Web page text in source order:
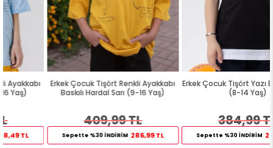
Erkek Çocuk Tişört Renkli Ayakkabı
Baskılı Hardal Sarı (9-16 Yaş)
409,99 TL
Sepette %30 İNDİRİM 286,99 TL
Erkek Çocuk Tişört Yazı Baskılı Siyah
384,99 TL
Sepette %30 İNDİRİM 269,49 TL